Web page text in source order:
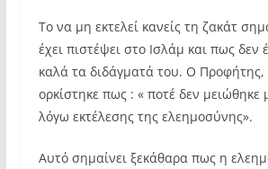
Το να μη εκτελεί κανείς τη ζακάτ
έχει πιστέψει στο Ισλάμ και πως δεν
καλά τα διδάγματά του. Ο Προφήτης,
ορκίστηκε πως : « ποτέ δεν μειώθηκε
λόγω εκτέλεσης της ελεημοσύνης».
Αυτό σημαίνει ξεκάθαρα πως η